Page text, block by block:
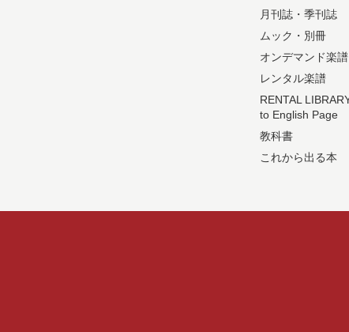
月刊誌・季刊誌
ムック・別冊
オンデマンド楽譜
レンタル楽譜
RENTAL
to English Page
教科書
これから出る本